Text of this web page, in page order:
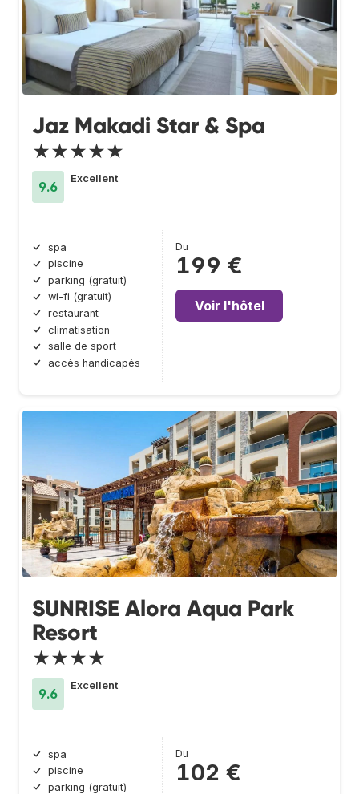
Jaz Makadi Star & Spa
★★★★★
9.6
Excellent
spa
piscine
parking (gratuit)
wi-fi (gratuit)
restaurant
climatisation
salle de sport
accès handicapés
Du
199 €
Voir l'hôtel
SUNRISE Alora Aqua Park
Resort
★★★★
9.6
Excellent
spa
piscine
parking (gratuit)
Du
102 €